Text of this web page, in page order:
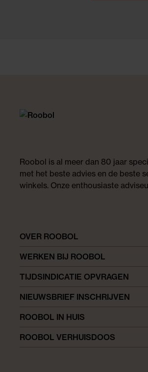
Roobol is al meer dan 80 jaar
met het beste advies en de beste
winkels. Onze enthousiaste
OVER ROOBOL
WERKEN BIJ ROOBOL
TIJDSINDICATIE OPVRAGEN
NIEUWSBRIEF INSCHRIJVEN
ROOBOL IN HUIS
ROOBOL VERHUISDOOS